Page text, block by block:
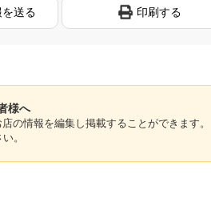
送る 印刷する
様へ
の情報を編集し掲載することができます。
。